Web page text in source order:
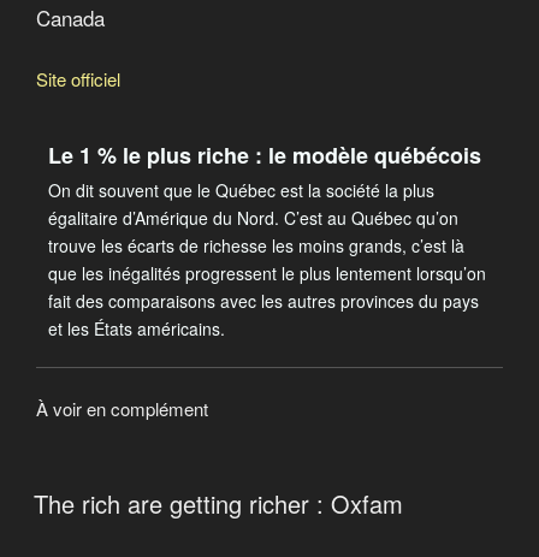
Canada
Site officiel
Le 1 % le plus riche : le modèle québécois
On dit souvent que le Québec est la société la plus
égalitaire d’Amérique du Nord. C’est au Québec qu’on
trouve les écarts de richesse les moins grands, c’est là
que les inégalités progressent le plus lentement lorsqu’on
fait des comparaisons avec les autres provinces du pays
et les États américains.
À voir en complément
The rich are getting richer : Oxfam